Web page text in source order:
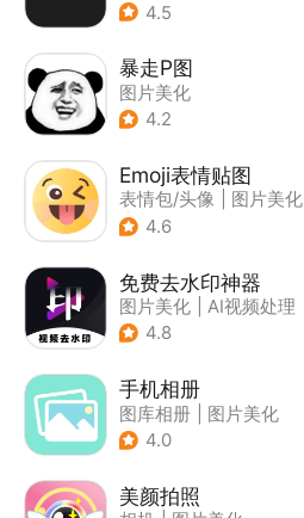
4.5
暴走P图
图片美化
4.2
Emoji表情贴图
表情包/头像
图片美化
| AI图像处理
4.6
免费去水印神器
图片美化
AI视频处理
4.8
手机相册
图库相册
图片美化
4.0
美颜拍照